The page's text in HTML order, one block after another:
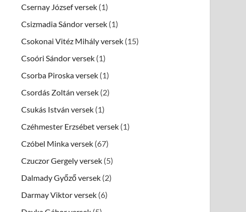
Csernay József versek (1)
Csizmadia Sándor versek (1)
Csokonai Vitéz Mihály versek (15)
Csoóri Sándor versek (1)
Csorba Piroska versek (1)
Csordás Zoltán versek (2)
Csukás István versek (1)
Czéhmester Erzsébet versek (1)
Czóbel Minka versek (67)
Czuczor Gergely versek (5)
Dalmady Győző versek (2)
Darmay Viktor versek (6)